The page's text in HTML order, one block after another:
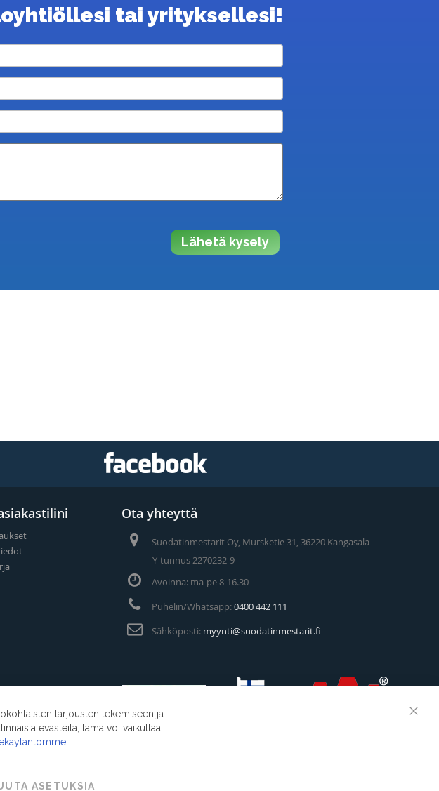
tai yrityksellesi!
Lähetä kysely
Ota yhteyttä
Suodatinmestarit Oy, Mursketie 31, 36220 Kangasala
Y-tunnus 2270232-9
Avoinna: ma-pe 8-16.30
Puhelin/Whatsapp:0400 442 111
Sähköposti: myynti@suodatinmestarit.fi
tarjousten tekemiseen ja
evästeitä, tämä voi vaikuttaa
ASETUKSIA